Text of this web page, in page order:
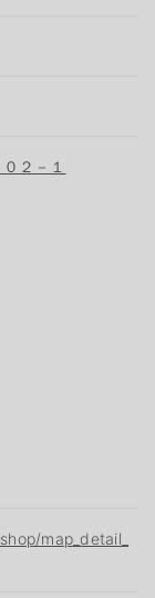
２－１
map_detail_